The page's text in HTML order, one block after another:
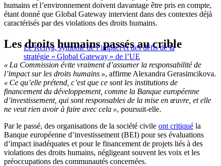
humains et l’environnement doivent davantage être pris en compte,
étant donné que Global Gateway intervient dans des contextes déjà
caractérisés par des violations des droits humains.
Le Kenya, symbole de l’impact et des défis de la
stratégie « Global Gateway » de l’UE
Les droits humains passés au crible
« La Commission évite vraiment d’assumer la responsabilité de
l’impact sur les droits humains », affirme Alexandra Gerasimcikova.
« Ce qu’elle prétend, c’est que ce sont les institutions de
financement du développement, comme la Banque européenne
d’investissement, qui sont responsables de la mise en œuvre, et elle
ne veut rien avoir à faire avec cela », poursuit-elle.
Par le passé, des organisations de la société civile ont critiqué la
Banque européenne d’investissement (BEI) pour ses évaluations
d’impact inadéquates et pour le financement de projets liés à des
violations des droits humains, négligeant souvent les voix et les
préoccupations des communautés concernées.